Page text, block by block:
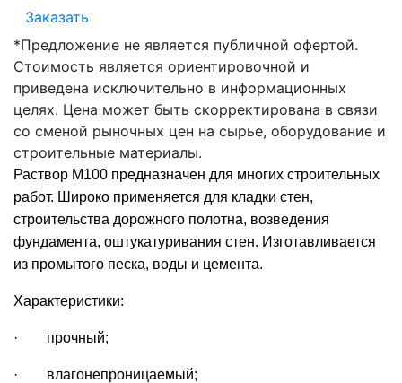
Заказать
*Предложение не является публичной офертой.
Стоимость является ориентировочной и
приведена исключительно в информационных
целях. Цена может быть скорректирована в связи
со сменой рыночных цен на сырье, оборудование и
строительные материалы.
Раствор М100 предназначен для многих строительных
работ. Широко применяется для кладки стен,
строительства дорожного полотна, возведения
фундамента, оштукатуривания стен. Изготавливается
из промытого песка, воды и цемента.
Характеристики:
· прочный;
· влагонепроницаемый;